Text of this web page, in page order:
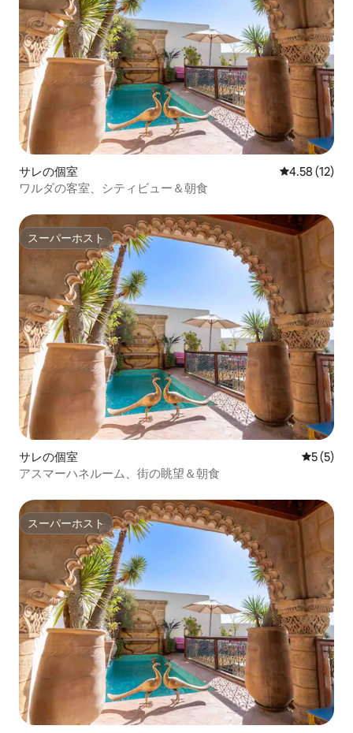
サレの個室 レビュー12
4.58 (12)
ワルダの客室、シティビュー＆朝食
スーパーホスト
スーパーホスト
サレの個室 レビュー
5 (5)
アスマーハネルーム、街の眺望＆朝食
スーパーホスト
スーパーホスト